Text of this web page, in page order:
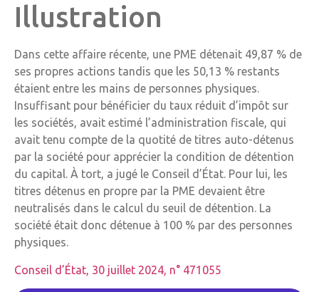
Illustration
Dans cette affaire récente, une PME détenait 49,87 % de
ses propres actions tandis que les 50,13 % restants
étaient entre les mains de personnes physiques.
Insuffisant pour bénéficier du taux réduit d’impôt sur
les sociétés, avait estimé l’administration fiscale, qui
avait tenu compte de la quotité de titres auto-détenus
par la société pour apprécier la condition de détention
du capital. À tort, a jugé le Conseil d’État. Pour lui, les
titres détenus en propre par la PME devaient être
neutralisés dans le calcul du seuil de détention. La
société était donc détenue à 100 % par des personnes
physiques.
Conseil d’État, 30 juillet 2024, n° 471055